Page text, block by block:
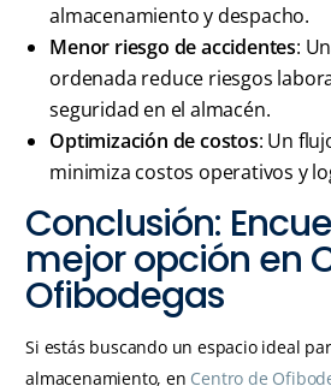
almacenamiento y despacho.
Menor riesgo de accidentes:
ordenada reduce riesgos
seguridad en el almacén.
Optimización de costos: Un
minimiza costos operativos y
Conclusión:
mejor opción en
Ofibodegas
Si estás buscando un espacio ideal
almacenamiento, en Centro de